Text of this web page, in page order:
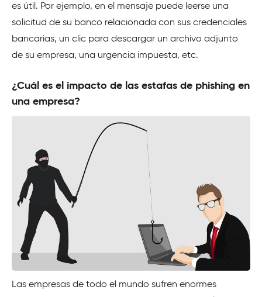
es útil. Por ejemplo, en el mensaje puede leerse una
solicitud de su banco relacionada con sus credenciales
bancarias, un clic para descargar un archivo adjunto
de su empresa, una urgencia impuesta, etc.
¿Cuál es el impacto de las estafas de phishing en
una empresa?
Las empresas de todo el mundo sufren enormes